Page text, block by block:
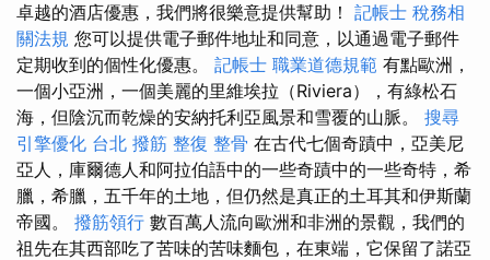
卓越的酒店優惠，我們將很樂意提供幫助！ 記帳士 稅務相
關法規 您可以提供電子郵件地址和同意，以通過電子郵件
定期收到的個性化優惠。 記帳士 職業道德規範 有點歐洲，
一個小亞洲，一個美麗的里維埃拉（Riviera），有綠松石
海，但陰沉而乾燥的安納托利亞風景和雪覆的山脈。 搜尋
引擎優化 台北 撥筋 整復 整骨 在古代七個奇蹟中，亞美尼
亞人，庫爾德人和阿拉伯語中的一些奇蹟中的一些奇特，希
臘，希臘，五千年的土地，但仍然是真正的土耳其和伊斯蘭
帝國。 撥筋領行 數百萬人流向歐洲和非洲的景觀，我們的
祖先在其西部吃了苦味的苦味麵包，在東端，它保留了諾亞